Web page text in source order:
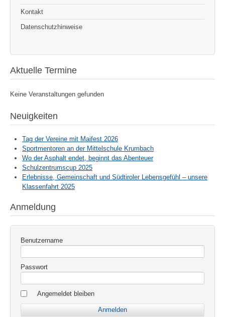
Kontakt
Datenschutzhinweise
Aktuelle Termine
Keine Veranstaltungen gefunden
Neuigkeiten
Tag der Vereine mit Maifest 2026
Sportmentoren an der Mittelschule Krumbach
Wo der Asphalt endet, beginnt das Abenteuer
Schulzentrumscup 2025
Erlebnisse, Gemeinschaft und Südtiroler Lebensgefühl – unsere
Klassenfahrt 2025
Anmeldung
Benutzername
Passwort
Angemeldet bleiben